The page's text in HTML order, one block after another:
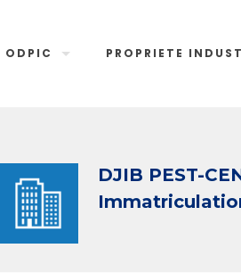
ODPIC PROPRIETE
DJIB PEST-